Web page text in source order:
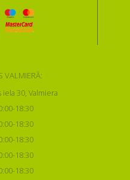
VALMIERĀ:
iela 30, Valmiera
18:30
18:30
18:30
18:30
18:30